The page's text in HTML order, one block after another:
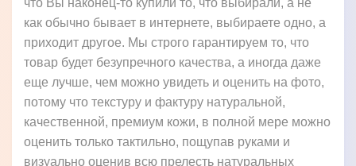
как обычно бывает в интернете, выбираете одно, а
приходит другое. Мы строго гарантируем то, что
товар будет безупречного качества, а иногда даже
еще лучше, чем можно увидеть и оценить на фото,
потому что текстуру и фактуру натуральной,
качественной, премиум кожи, в полной мере можно
оценить только тактильно, пощупав руками и
визуально оценив всю прелесть натуральных